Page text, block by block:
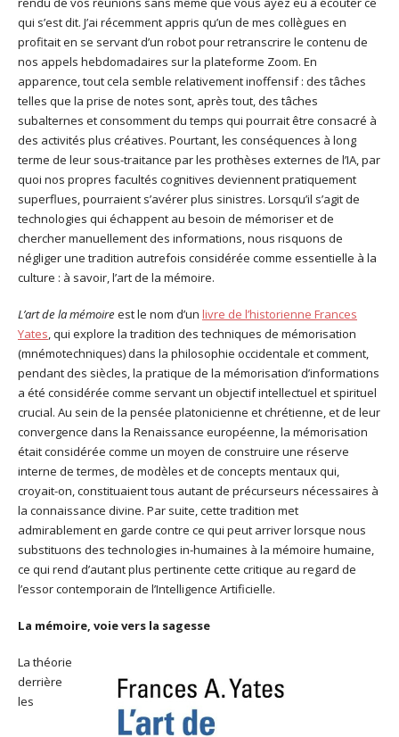
qui s’est dit. J’ai récemment appris qu’un de mes collègues en
profitait en se servant d’un robot pour retranscrire le contenu de
nos appels hebdomadaires sur la plateforme Zoom. En
apparence, tout cela semble relativement inoffensif : des tâches
telles que la prise de notes sont, après tout, des tâches
subalternes et consomment du temps qui pourrait être consacré à
des activités plus créatives. Pourtant, les conséquences à long
terme de leur sous-traitance par les prothèses externes de l’IA, par
quoi nos propres facultés cognitives deviennent pratiquement
superflues, pourraient s’avérer plus sinistres. Lorsqu’il s’agit de
technologies qui échappent au besoin de mémoriser et de
chercher manuellement des informations, nous risquons de
négliger une tradition autrefois considérée comme essentielle à la
culture : à savoir, l’art de la mémoire.
L’art de la mémoire est le nom d’un livre de l’historienne Frances
Yates, qui explore la tradition des techniques de mémorisation
(mnémotechniques) dans la philosophie occidentale et comment,
pendant des siècles, la pratique de la mémorisation d’informations
a été considérée comme servant un objectif intellectuel et spirituel
crucial. Au sein de la pensée platonicienne et chrétienne, et de leur
convergence dans la Renaissance européenne, la mémorisation
était considérée comme un moyen de construire une réserve
interne de termes, de modèles et de concepts mentaux qui,
croyait-on, constituaient tous autant de précurseurs nécessaires à
la connaissance divine. Par suite, cette tradition met
admirablement en garde contre ce qui peut arriver lorsque nous
substituons des technologies in-humaines à la mémoire humaine,
ce qui rend d’autant plus pertinente cette critique au regard de
l’essor contemporain de l’Intelligence Artificielle.
La mémoire, voie vers la sagesse
La théorie
derrière
les